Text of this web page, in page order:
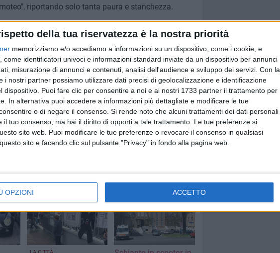
della tua riservatezza è la nostra priorità
memorizziamo e/o accediamo a informazioni su un dispositivo, come i cookie, e
come identificatori univoci e informazioni standard inviate da un dispositivo per annunci
misurazione di annunci e contenuti, analisi dell'audience e sviluppo dei servizi. Con la
i nostri partner possiamo utilizzare dati precisi di geolocalizzazione e identificazione
dispositivo. Puoi fare clic per consentire a noi e ai nostri 1733 partner il trattamento per
In alternativa puoi accedere a informazioni più dettagliate e modificare le tue
o di negare il consenso. Si rende noto che alcuni trattamenti dei dati personali
il tuo consenso, ma hai il diritto di opporti a tale trattamento. Le tue preferenze si
sito web. Puoi modificare le tue preferenze o revocare il consenso in qualsiasi
sito e facendo clic sul pulsante "Privacy" in fondo alla pagina web.
OPZIONI ACCETTO
riportando solo tanta paura e stanchezza.
oltre i centomila euro, con l'impianto elettrico e il
Il "Nonno Rocco" sarà portato in cantiere per le
un mese di lavoro. Le indagini sulla dinamica
di porto di Termoli .